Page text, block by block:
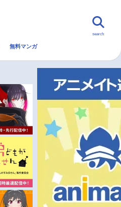
無料マンガ
search
無料マンガ